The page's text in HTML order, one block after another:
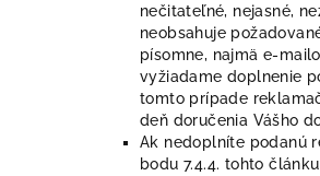
nečitateľné, nejasné,
neobsahuje
písomne, najmä e-
vyžiadame doplnenie
tomto prípade
deň doručenia Vášho
Ak nedoplníte podanú
bodu 7.4.4. tohto